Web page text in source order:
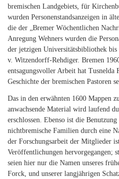
bremischen Landgebiets, für
wurden Personenstandsanzeigen in
die der „Bremer Wöchentlichen
Anregung Wehners wurden die
der jetzigen Universitätsbibliothek bis
v. Witzendorff-Rehdiger. Bremen
entsagungsvoller Arbeit hat Tusnelda
Geschichte der bremischen Pastoren
Das in den erwähnten 1600 Mappen
anwachsende Material wird laufend
erschlossen. Ebenso ist die
nichtbremische Familien durch eine
der Forschungsarbeit der Mitglieder
Veröffentlichungen hervorgegangen;
seien hier nur die Namen unseres
Forck, und unserer langjährigen